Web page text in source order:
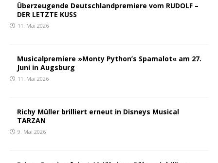
Überzeugende Deutschlandpremiere vom RUDOLF –
DER LETZTE KUSS
11. Mai 2026
Musicalpremiere »Monty Python’s Spamalot« am 27.
Juni in Augsburg
11. Mai 2026
Richy Müller brilliert erneut in Disneys Musical
TARZAN
9. Mai 2026